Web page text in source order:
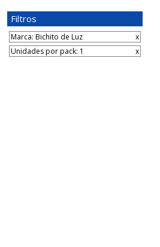
Filtros
Marca: Bichito de Luz
x
Unidades por pack: 1
x